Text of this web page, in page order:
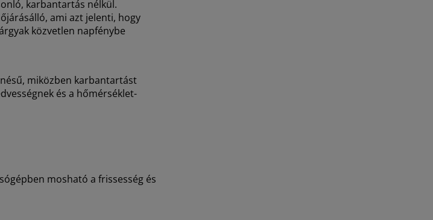
karbantartás nélkül.
ami azt jelenti, hogy
közvetlen napfénybe
miközben karbantartást
és a hőmérséklet-
mosható a frissesség és